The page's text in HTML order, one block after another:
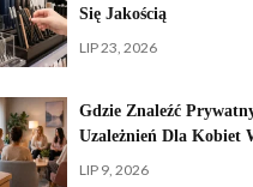
Się Jakością
LIP 23, 2026
Gdzie Znaleźć
Uzależnień Dla Kobiet
LIP 9, 2026